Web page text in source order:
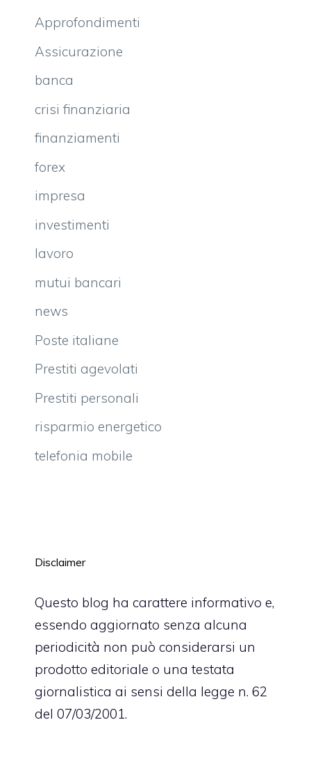
Approfondimenti
Assicurazione
banca
crisi finanziaria
finanziamenti
forex
impresa
investimenti
lavoro
mutui bancari
news
Poste italiane
Prestiti agevolati
Prestiti personali
risparmio energetico
telefonia mobile
Disclaimer
Questo blog ha carattere informativo e,
essendo aggiornato senza alcuna
periodicità non può considerarsi un
prodotto editoriale o una testata
giornalistica ai sensi della legge n. 62
del 07/03/2001.